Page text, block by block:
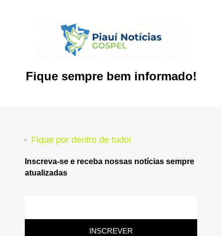
Fique sempre bem informado!
Fique por dentro de tudo!
Inscreva-se e receba nossas notícias sempre
atualizadas
INSCREVER